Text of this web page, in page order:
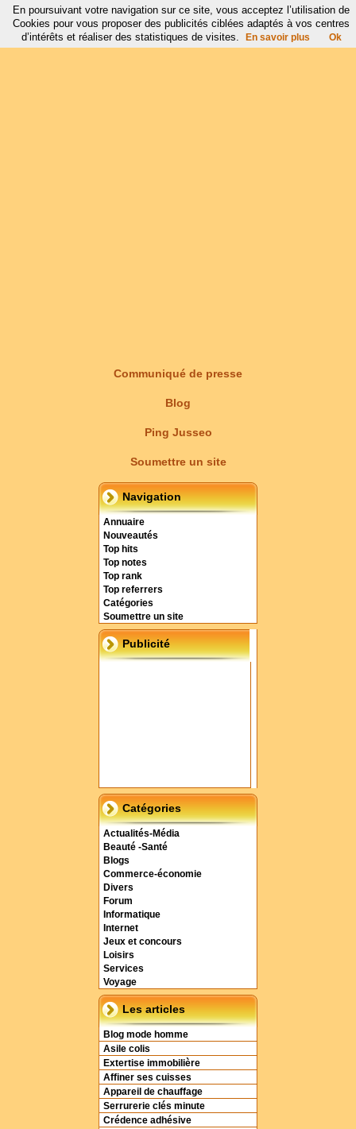
Communiqué de presse
Blog
Ping Jusseo
Soumettre un site
Navigation
Annuaire
Nouveautés
Top hits
Top notes
Top rank
Top referrers
Catégories
Soumettre un site
Publicité
Catégories
Actualités-Média
Beauté -Santé
Blogs
Commerce-économie
Divers
Forum
Informatique
Internet
Jeux et concours
Loisirs
Services
Voyage
Les articles
Blog mode homme
Asile colis
Extertise immobilière
Affiner ses cuisses
Appareil de chauffage
Serrurerie clés minute
Crédence adhésive
En poursuivant votre navigation sur ce site, vous acceptez l’utilisation de
Cookies pour vous proposer des publicités ciblées adaptés à vos centres
d’intérêts et réaliser des statistiques de visites.
En savoir plus Ok